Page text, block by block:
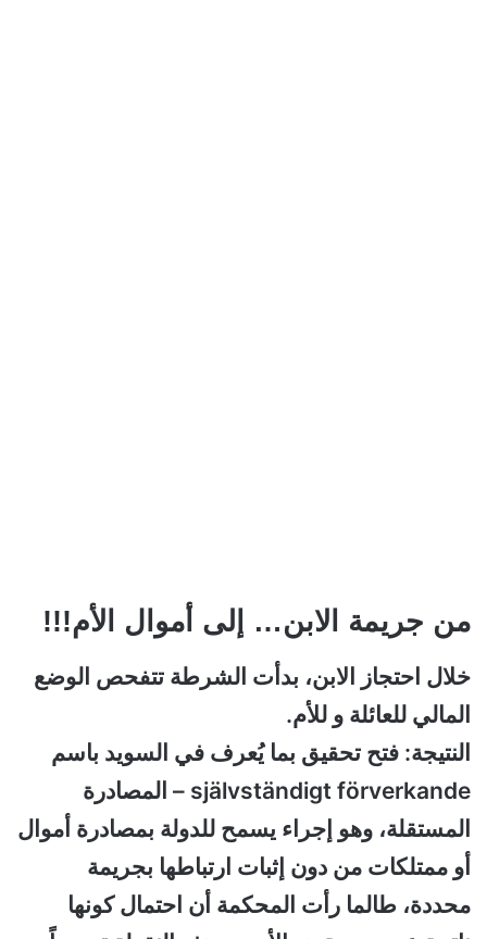
من جريمة الابن… إلى أموال الأم!!!
خلال احتجاز الابن، بدأت الشرطة تتفحص الوضع
المالي للعائلة و للأم.
النتيجة: فتح تحقيق بما يُعرف في السويد باسم
självständigt förverkande – المصادرة
المستقلة، وهو إجراء يسمح للدولة بمصادرة أموال
أو ممتلكات من دون إثبات ارتباطها بجريمة
محددة، طالما رأت المحكمة أن احتمال كونها